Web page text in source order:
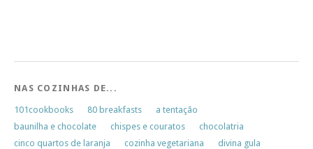
NAS COZINHAS DE...
101cookbooks 80 breakfasts
a tentação
baunilha e chocolate
chispes e couratos
chocolatria
cinco quartos de laranja
cozinha vegetariana
divina gula